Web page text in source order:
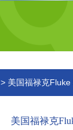
> 美国福禄克
美国福禄克